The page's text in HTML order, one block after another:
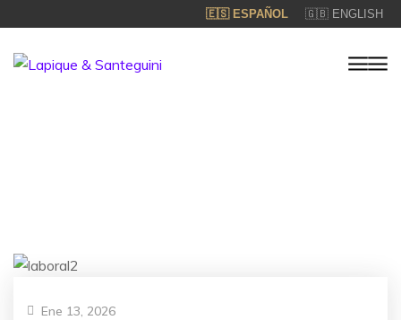
🇪🇸 ESPAÑOL 🇬🇧 ENGLISH
Ene 13, 2026